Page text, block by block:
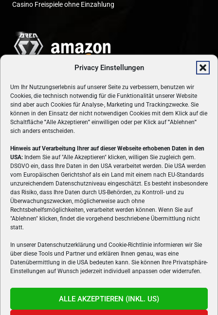
Privacy Einstellungen
Um Ihr Nutzungserlebnis auf unserer Seite zu verbessern, benutzen wir
Cookies, die technisch notwendig für die Funktionalität unserer Website
sind aber auch Cookies für Analyse-, Marketing und Trackingzwecke. Sie
können in den Einsatz der nicht notwendigen Cookies mit dem Klick auf die
Schaltfläche "Alle Akzeptieren" einwilligen oder per Klick auf"Ablehnen"
sich anders entscheiden.
Hinweis auf Verarbeitung Ihrer auf dieser Webseite erhobenen Daten in den
USA: Indem Sie auf "Alle Akzeptieren" klicken, willigen Sie zugleich gem.
DSGVO ein, dass Ihre Daten in den USA verarbeitet werden. Die USA werden
vom Europäischen Gerichtshof als ein Land mit einem nach EU-Standards
unzureichendem Datenschutzniveau eingeschätzt. Es besteht insbesondere
das Risiko, dass Ihre Daten durch US-Behörden, zu Kontroll- und zu
Überwachungszwecken, möglicherweise auch ohne
Rechtsbehelfsmöglichkeiten, verarbeitet werden können. Wenn Sie auf
"Ablehnen" klicken, findet die vorgehend beschriebene Übermittlung nicht
statt.
In unserer Datenschutzerklärung und Cookie-Richtlinie informieren wir Sie
über diese Tools und Partner und erklären Ihnen genau, was eine
Datenübermittlung in die USA bedeuten kann. Sie können Ihre Privatsphäre-
Einstellungen auf Wunsch jederzeit individuell anpassen oder widerrufen.
ALLE AKZEPTIEREN (INKL. US)
Casino Freispiele ohne Einzahlung
ÜBER UNS
VON GAMERN, FÜR GAMER! Gamers.at ist das älteste Online-
Spielemagazin Österreichs und bringt täglich aktuelle News,
Reviews und Videos zu PC- und Konsolenspielen, Gaming-
Hardware und aus der Welt des e-Sport's.
FOLGE UNS